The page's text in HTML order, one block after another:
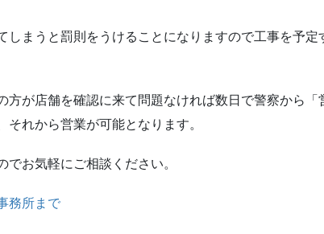
しまうと罰則をうけることになりますので工事を予定
方が店舗を確認に来て問題なければ数日で警察から「
れから営業が可能となります。
お気軽にご相談ください。
務所まで